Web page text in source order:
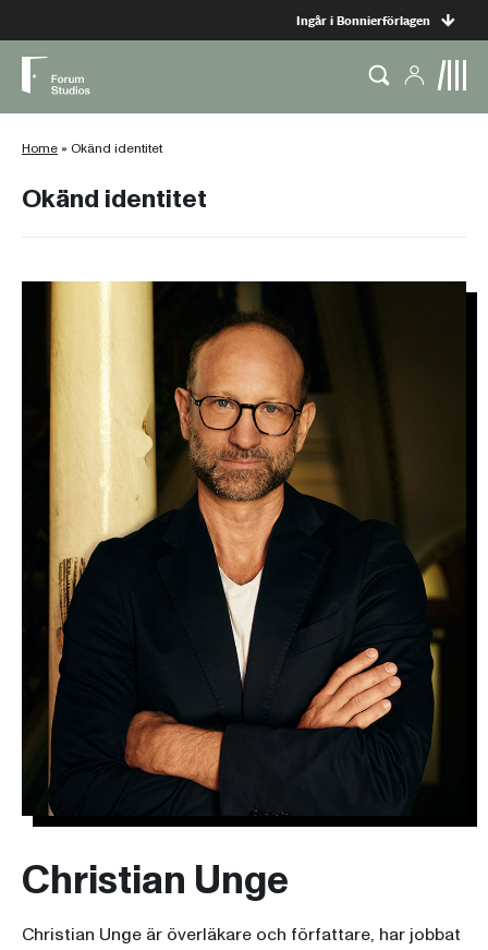
Ingår i Bonnierförlagen
Home » Okänd identitet
Okänd identitet
Christian Unge
Christian Unge är överläkare och författare, har jobbat